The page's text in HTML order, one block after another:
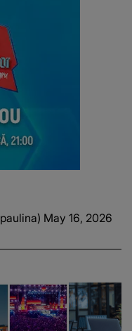
May 16, 2026